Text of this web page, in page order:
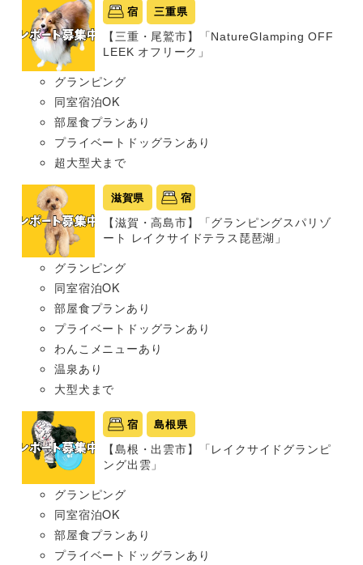
宿 三重県
【三重・尾鷲市】「NatureGlamping OFF
LEEK オフリーク」
グランピング
同室宿泊OK
部屋食プランあり
プライベートドッグランあり
超大型犬まで
滋賀県 宿
【滋賀・高島市】「グランピングスパリゾ
ート レイクサイドテラス琵琶湖」
グランピング
同室宿泊OK
部屋食プランあり
プライベートドッグランあり
わんこメニューあり
温泉あり
大型犬まで
宿 島根県
【島根・出雲市】「レイクサイドグランピ
ング出雲」
グランピング
同室宿泊OK
部屋食プランあり
プライベートドッグランあり